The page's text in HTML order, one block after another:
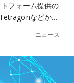
フォーム提供の
などか…
ニュース